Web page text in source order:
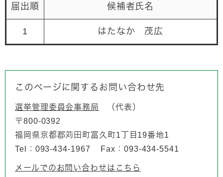
届出順 候補者氏名
1 はたなか 茂広
このページに関するお問い合わせ先
選挙管理委員会事務局
代表
〒800-0392
福岡県京都郡苅田町富久町1丁目19番地1
Tel：093-434-1967
Fax：093-434-5541
メールでのお問い合わせはこちら